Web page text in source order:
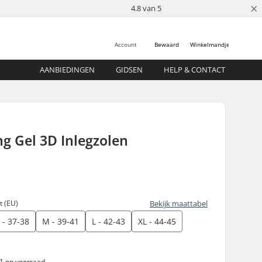
4.8 van 5 ×
Winkelmandje
Bewaard
Account
AANBIEDINGEN GIDSEN HELP & CONTACT
Gel 3D Inlegzolen
(EU) Bekijk maattabel
- 37-38 M - 39-41 L - 42-43 XL - 44-45